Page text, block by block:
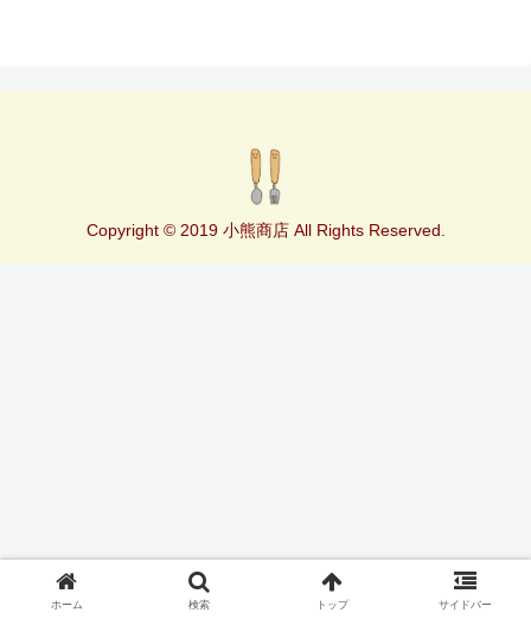
Copyright © 2019 小熊商店 All Rights Reserved.
ホーム 検索 トップ サイドバー